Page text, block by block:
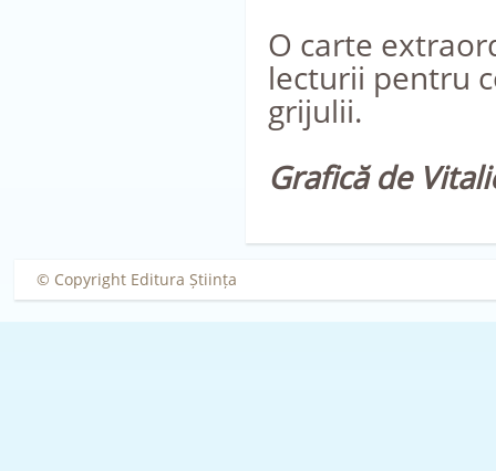
O carte
lecturii pentru
grijulii.
Grafică de
© Copyright Editura Știința